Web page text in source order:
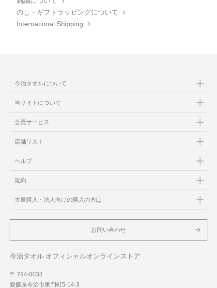
のし・ギフトラッピングについて
International Shipping
今治タオルについて
当サイトについて
会員サービス
店舗リスト
ヘルプ
規約
大量購入・法人向けの購入の方は
お問い合わせ
今治タオル オフィシャルオンラインストア
〒 794-0033
愛媛県今治市東門町5-14-3